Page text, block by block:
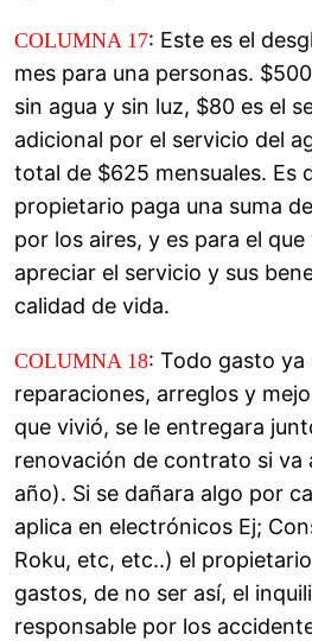
COLUMNA 17: Este es el
mes para una personas.
sin agua y sin luz, $80 es el
adicional por el servicio del
total de $625 mensuales. Es
propietario paga una suma
por los aires, y es para el
apreciar el servicio y sus
calidad de vida.
COLUMNA 18: Todo gasto ya
reparaciones, arreglos y
que vivió, se le entregara
renovación de contrato si va
año). Si se dañara algo por
aplica en electrónicos Ej;
Roku, etc, etc..) el
gastos, de no ser así, el
responsable por los